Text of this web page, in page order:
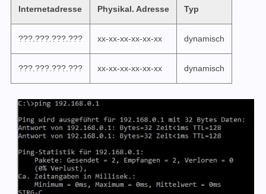
Internetadresse Physikal. Adresse Typ
???.???.???.??? xx-xx-xx-xx-xx-xx dynamisch
???.???.???.??? xx-xx-xx-xx-xx-xx dynamisch